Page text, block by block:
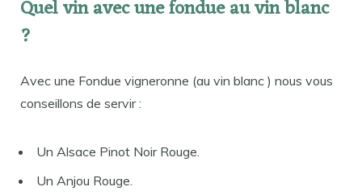
Quel vin avec une fondue au vin blanc
?
Avec une Fondue vigneronne (au vin blanc ) nous vous
conseillons de servir :
Un Alsace Pinot Noir Rouge.
Un Anjou Rouge.